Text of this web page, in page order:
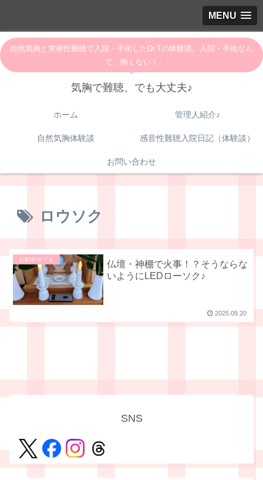
MENU
自然気胸と突発性難聴で入院・手術したDr.Tの体験談。入院・手術なん
て、怖くない！
気胸で難聴、でも大丈夫♪
ホーム 管理人紹介♪
自然気胸体験談 感音性難聴入院日記（体験談）
お問い合わせ
ロウソク
お勧めサイト
仏壇・神棚で火事！？そうならな
いようにLEDローソク♪
2025.09.20
SNS